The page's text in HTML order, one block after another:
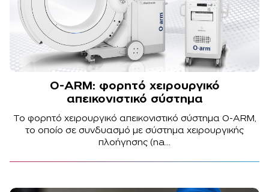
O-ARM: φορητό χειρουργικό
απεικονιστικό σύστημα
Το φορητό χειρουργικό απεικονιστικό σύστημα O-ARM,
το οποίο σε συνδυασμό με σύστημα χειρουργικής
πλοήγησης (na...